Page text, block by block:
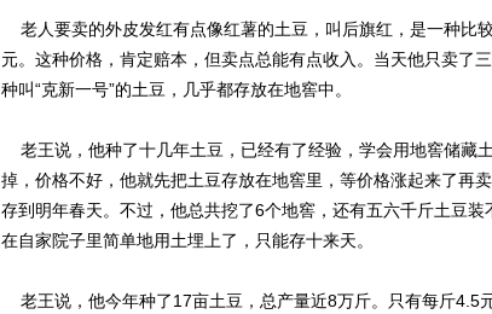
老人要卖的外皮发红有点像红薯的土豆，叫后旗红，是一种比
元。这种价格，肯定赔本，但卖点总能有点收入。当天他只卖了
种叫“克新一号”的土豆，几乎都存放在地窖中。
老王说，他种了十几年土豆，已经有了经验，学会用地窖储藏
掉，价格不好，他就先把土豆存放在地窖里，等价格涨起来了再
存到明年春天。不过，他总共挖了6个地窖，还有五六千斤土豆
在自家院子里简单地用土埋上了，只能存十来天。
老王说，他今年种了17亩土豆，总产量近8万斤。只有每斤4.5